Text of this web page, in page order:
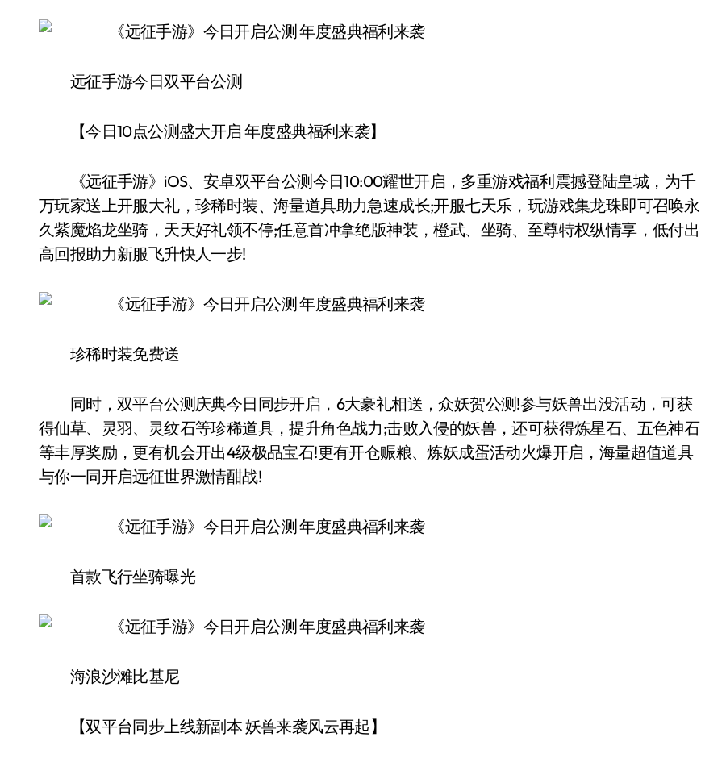
远征手游今日双平台公测
【今日10点公测盛大开启 年度盛典福利来袭】
《远征手游》iOS、安卓双平台公测今日10:00耀世开启，多重游戏福利震撼登陆皇城，为千
万玩家送上开服大礼，珍稀时装、海量道具助力急速成长;开服七天乐，玩游戏集龙珠即可召唤永
久紫魔焰龙坐骑，天天好礼领不停;任意首冲拿绝版神装，橙武、坐骑、至尊特权纵情享，低付出
高回报助力新服飞升快人一步!
珍稀时装免费送
同时，双平台公测庆典今日同步开启，6大豪礼相送，众妖贺公测!参与妖兽出没活动，可获
得仙草、灵羽、灵纹石等珍稀道具，提升角色战力;击败入侵的妖兽，还可获得炼星石、五色神石
等丰厚奖励，更有机会开出4级极品宝石!更有开仓赈粮、炼妖成蛋活动火爆开启，海量超值道具
与你一同开启远征世界激情酣战!
首款飞行坐骑曝光
海浪沙滩比基尼
【双平台同步上线新副本 妖兽来袭风云再起】